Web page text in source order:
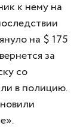
к нему на
на $ 175
за
со
в полицию.